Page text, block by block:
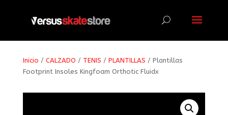
Inicio / CALZADO / TENIS / PLANTILLAS / Plantillas
Footprint Insoles Kingfoam Orthotic Fluidx